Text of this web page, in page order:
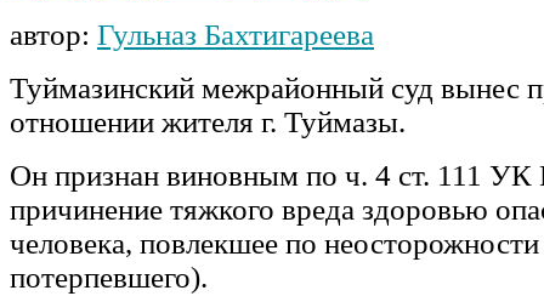
автор: Гульназ Бахтигареева
Туймазинский межрайонный суд вынес
отношении жителя г. Туймазы.
Он признан виновным по ч. 4 ст. 111
причинение тяжкого вреда здоровью
человека, повлекшее по
потерпевшего).